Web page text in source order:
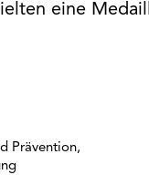
eine
Prävention,